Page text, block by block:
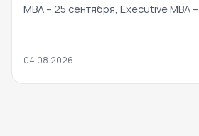
MBA – 25 сентября, Executive MBA
04.08.2026